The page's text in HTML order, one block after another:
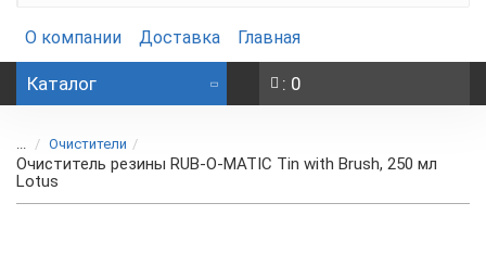
О компании Доставка Главная
Каталог : 0
... Очистители
Очиститель резины RUB-O-MATIC Tin with Brush, 250 мл
Lotus